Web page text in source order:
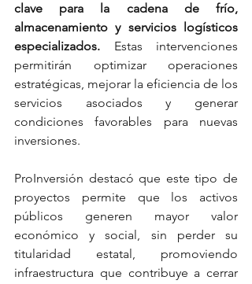
clave para la cadena de frío,
almacenamiento y servicios logísticos
especializados. Estas intervenciones
permitirán optimizar operaciones
estratégicas, mejorar la eficiencia de los
servicios asociados y generar
condiciones favorables para nuevas
inversiones.
ProInversión destacó que este tipo de
proyectos permite que los activos
públicos generen mayor valor
económico y social, sin perder su
titularidad estatal, promoviendo
infraestructura que contribuye a cerrar